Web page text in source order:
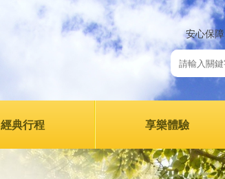
安心保障
經典行程 享樂體驗